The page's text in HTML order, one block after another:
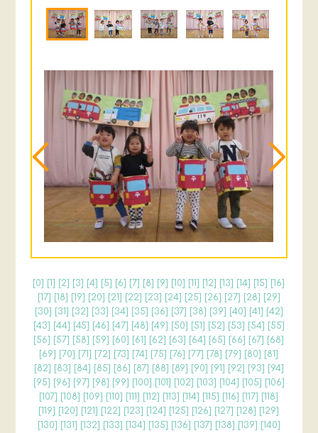
[0] [1] [2] [3] [4] [5] [6] [7] [8] [9] [10] [11] [12] [13] [14] [15] [16]
[17] [18] [19] [20] [21] [22] [23] [24] [25] [26] [27] [28] [29]
[30] [31] [32] [33] [34] [35] [36] [37] [38] [39] [40] [41] [42]
[43] [44] [45] [46] [47] [48] [49] [50] [51] [52] [53] [54] [55]
[56] [57] [58] [59] [60] [61] [62] [63] [64] [65] [66] [67] [68]
[69] [70] [71] [72] [73] [74] [75] [76] [77] [78] [79] [80] [81]
[82] [83] [84] [85] [86] [87] [88] [89] [90] [91] [92] [93] [94]
[95] [96] [97] [98] [99] [100] [101] [102] [103] [104] [105] [106]
[107] [108] [109] [110] [111] [112] [113] [114] [115] [116] [117] [118]
[119] [120] [121] [122] [123] [124] [125] [126] [127] [128] [129]
[130] [131] [132] [133] [134] [135] [136] [137] [138] [139] [140]